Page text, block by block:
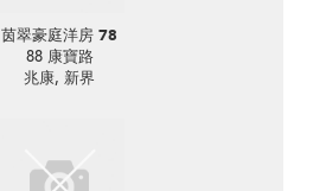
茵翠豪庭洋房 78
88 康寶路
兆康, 新界